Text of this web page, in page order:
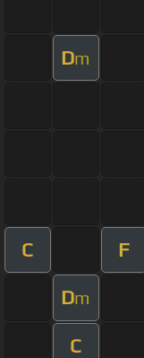
Dm
C F
Dm
C